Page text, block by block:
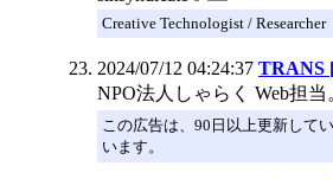
Creative Technologist / Researcher
2024/07/12 04:24:37 TRANS
NPO法人しゃらく Web担当
この広告は、90日以上更新して
います。